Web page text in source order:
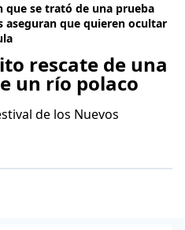
se trató de una prueba
aseguran que quieren ocultar
rescate de una
un río polaco
de los Nuevos